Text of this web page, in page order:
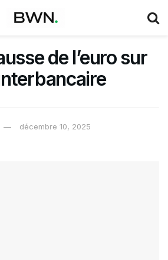
de l’euro sur
décembre 10, 2025